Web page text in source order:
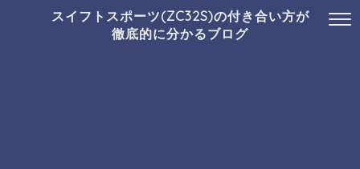
スイフトスポーツ(ZC32S)の付き合い方が
徹底的に分かるブログ